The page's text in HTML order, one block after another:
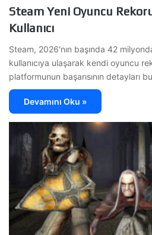
Steam Yeni Oyuncu
Kullanıcı
Steam, 2026'nın başında 42
kullanıcıya ulaşarak kendi oyuncu
platformunun başarısının detayları
Devamını Oku »